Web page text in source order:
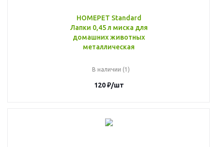
HOMEPET Standard
Лапки 0,45 л миска для
домашних животных
металлическая
В наличии (1)
120₽/шт